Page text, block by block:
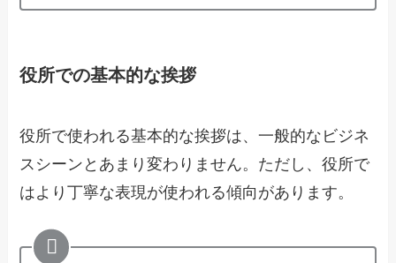
役所での基本的な挨拶
役所で使われる基本的な挨拶は、一般的なビジネ
スシーンとあまり変わりません。ただし、役所で
はより丁寧な表現が使われる傾向があります。